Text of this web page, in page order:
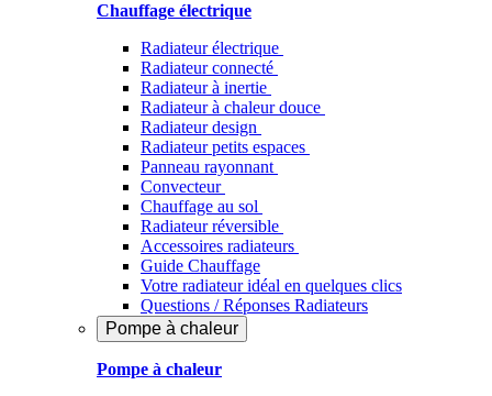
Chauffage électrique
Radiateur électrique
Radiateur connecté
Radiateur à inertie
Radiateur à chaleur douce
Radiateur design
Radiateur petits espaces
Panneau rayonnant
Convecteur
Chauffage au sol
Radiateur réversible
Accessoires radiateurs
Guide Chauffage
Votre radiateur idéal en quelques clics
Questions / Réponses Radiateurs
Pompe à chaleur
Pompe à chaleur